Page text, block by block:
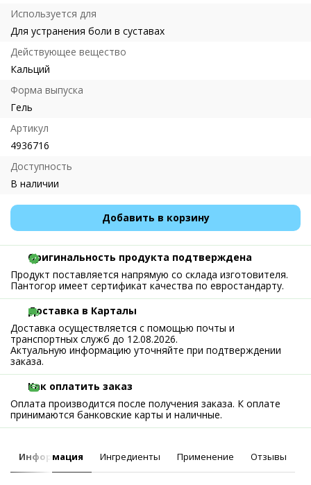
Используется для
Для устранения боли в суставах
Действующее вещество
Кальций
Форма выпуска
Гель
Артикул
4936716
Доступность
В наличии
Добавить в корзину
Оригинальность продукта подтверждена
Продукт поставляется напрямую со склада изготовителя.
Пантогор имеет сертификат качества по евростандарту.
Доставка в Карталы
Доставка осуществляется с помощью почты и
транспортных служб до 12.08.2026.
Актуальную информацию уточняйте при подтверждении
заказа.
Как оплатить заказ
Оплата производится после получения заказа. К оплате
принимаются банковские карты и наличные.
Информация Ингредиенты Применение Отзывы